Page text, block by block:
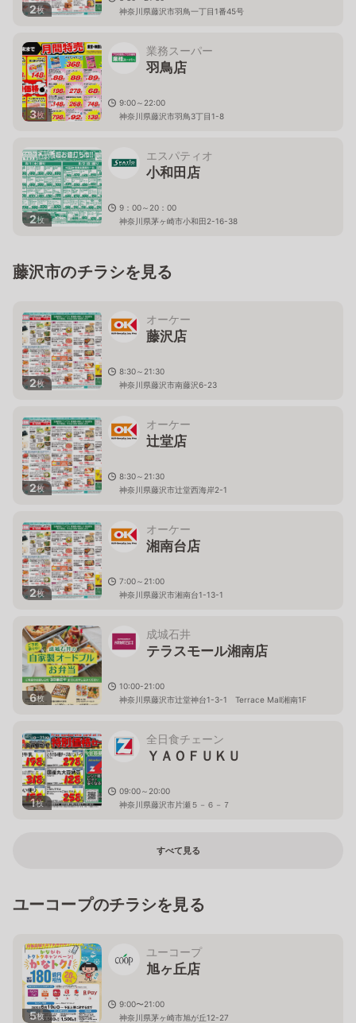
2枚
神奈川県藤沢市羽鳥一丁目1番45号
3枚
業務スーパー
羽鳥店
9:00～22:00
神奈川県藤沢市羽鳥3丁目1-8
2枚
エスパティオ
小和田店
9：00～20：00
神奈川県茅ヶ崎市小和田2-16-38
藤沢市のチラシを見る
2枚
オーケー
藤沢店
8:30～21:30
神奈川県藤沢市南藤沢6-23
2枚
オーケー
辻堂店
8:30～21:30
神奈川県藤沢市辻堂西海岸2-1
2枚
オーケー
湘南台店
7:00～21:00
神奈川県藤沢市湘南台1-13-1
6枚
成城石井
テラスモール湘南店
10:00-21:00
神奈川県藤沢市辻堂神台1-3-1 Terrace Mall湘南1F
1枚
全日食チェーン
ＹＡＯＦＵＫＵ
09:00～20:00
神奈川県藤沢市片瀬５－６－７
すべて見る
ユーコープのチラシを見る
5枚
ユーコープ
旭ヶ丘店
9:00〜21:00
神奈川県茅ヶ崎市旭が丘12-27